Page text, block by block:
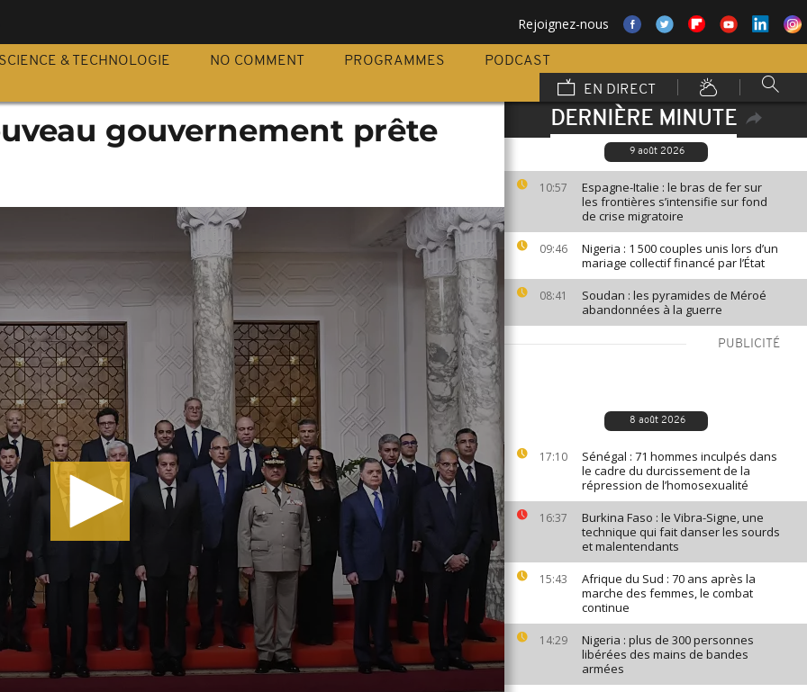
Rejoignez-nous
SCIENCE & TECHNOLOGIE NO COMMENT PROGRAMMES
PODCAST
EN DIRECT
DERNIÈRE MINUTE
9 août 2026
10:57
Espagne-Italie : le bras de fer sur
les frontières s’intensifie sur fond
de crise migratoire
09:46
Nigeria : 1 500 couples unis lors d’un
mariage collectif financé par l’État
08:41
Soudan : les pyramides de Méroé
abandonnées à la guerre
PUBLICITÉ
8 août 2026
17:10
Sénégal : 71 hommes inculpés dans
le cadre du durcissement de la
répression de l’homosexualité
16:37
Burkina Faso : le Vibra-Signe, une
technique qui fait danser les sourds
et malentendants
15:43
Afrique du Sud : 70 ans après la
marche des femmes, le combat
continue
14:29
Nigeria : plus de 300 personnes
libérées des mains de bandes
armées
gouvernement prête